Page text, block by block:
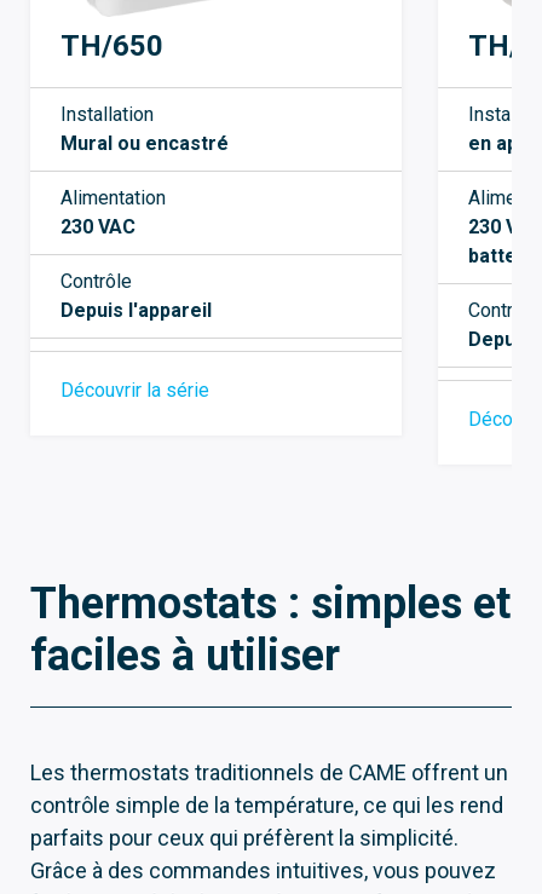
TH/650
Installation
Mural ou encastré
Alimentation
230 VAC
Contrôle
Depuis l'appareil
Découvrir la série
TH/
en
230 V
batterie
Contrôle
Depuis
Thermostats : simples et
faciles à utiliser
Les thermostats traditionnels de CAME offrent un
contrôle simple de la température, ce qui les rend
parfaits pour ceux qui préfèrent la simplicité.
Grâce à des commandes intuitives, vous pouvez